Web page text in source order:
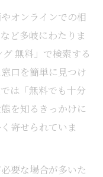
オンラインでの相
ど多岐にわたりま
無料」で検索する
口を簡単に見つけ
は「無料でも十分
を知るきっかけに
寄せられていま
要な場合が多いた